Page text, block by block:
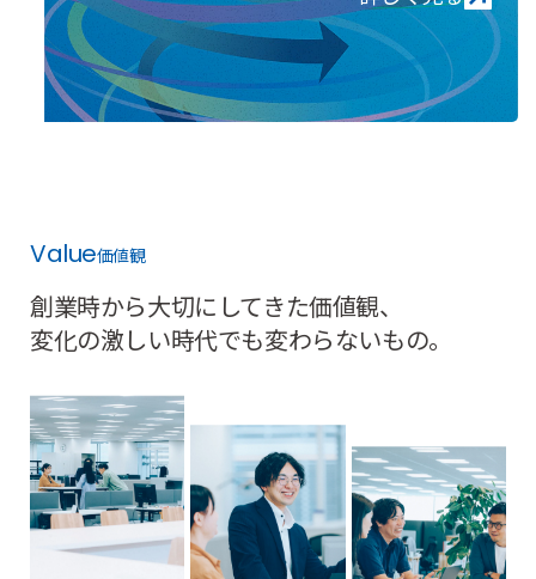
Value価値観
創業時から大切にしてきた価値観、
変化の激しい時代でも変わらないもの。